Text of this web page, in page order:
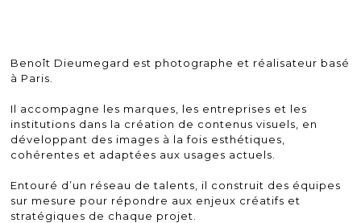
Benoît Dieumegard est photographe et réalisateur basé
à Paris.
Il accompagne les marques, les entreprises et les
institutions dans la création de contenus visuels, en
développant des images à la fois esthétiques,
cohérentes et adaptées aux usages actuels.
Entouré d’un réseau de talents, il construit des équipes
sur mesure pour répondre aux enjeux créatifs et
stratégiques de chaque projet.